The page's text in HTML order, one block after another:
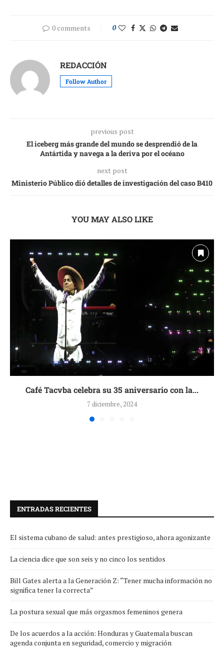
0 comments 0
REDACCIÓN
Follow Author
previous post
El iceberg más grande del mundo se desprendió de la
Antártida y navega a la deriva por el océano
next post
Ministerio Público dió detalles de investigación del caso B410
YOU MAY ALSO LIKE
Café Tacvba celebra su 35 aniversario con la...
7 diciembre, 2024
ENTRADAS RECIENTES
El sistema cubano de salud: antes prestigioso, ahora agonizante
La ciencia dice que son seis y no cinco los sentidos
Bill Gates alerta a la Generación Z: “Tener mucha información no
significa tener la correcta”
La postura sexual que más orgasmos femeninos genera
De los acuerdos a la acción: Honduras y Guatemala buscan
agenda conjunta en seguridad, comercio y migración